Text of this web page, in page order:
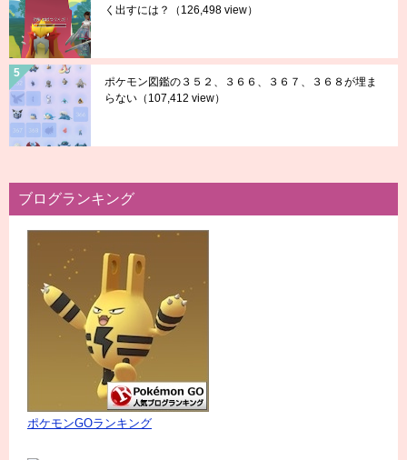
く出すには？
（126,498 view）
ポケモン図鑑の３５２、３６６、３６７、３６８が埋ま
らない （107,412 view）
ブログランキング
ポケモンGOランキング